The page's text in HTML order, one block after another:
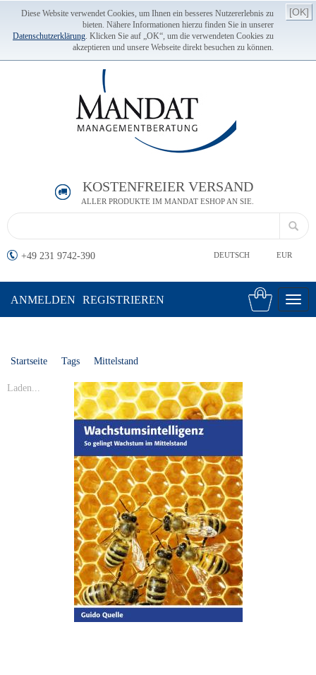
Diese Website verwendet Cookies, um Ihnen ein besseres Nutzererlebnis zu
bieten. Nähere Informationen hierzu finden Sie in unserer
Datenschutzerklärung. Klicken Sie auf „OK“, um die verwendeten Cookies zu
akzeptieren und unsere Webseite direkt besuchen zu können.
[OK]
KOSTENFREIER VERSAND
ALLER PRODUKTE IM MANDAT ESHOP AN SIE.
+49 231 9742-390 DEUTSCH EUR
ANMELDEN REGISTRIEREN
Startseite Tags Mittelstand
Laden...